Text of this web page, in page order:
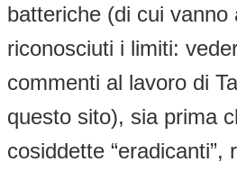
batteriche (di cui vanno
riconosciuti i limiti:
commenti al lavoro di
questo sito), sia prima
cosiddette “eradicanti”,